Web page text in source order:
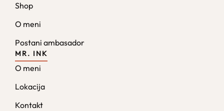
Shop
O meni
Postani ambasador
MR. INK
O meni
Lokacija
Kontakt